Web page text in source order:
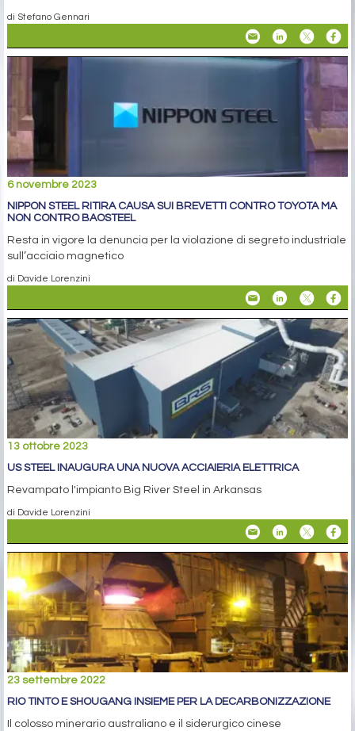
di Stefano Gennari
6 novembre 2023
NIPPON STEEL RITIRA CAUSA SUI BREVETTI CONTRO TOYOTA MA
NON CONTRO BAOSTEEL
Resta in vigore la denuncia per la violazione di segreto industriale
sull’acciaio magnetico
di Davide Lorenzini
13 ottobre 2023
US STEEL INAUGURA UNA NUOVA ACCIAIERIA ELETTRICA
Revampato l'impianto Big River Steel in Arkansas
di Davide Lorenzini
23 settembre 2022
RIO TINTO E SHOUGANG INSIEME PER LA DECARBONIZZAZIONE
Il colosso minerario australiano e il siderurgico cinese